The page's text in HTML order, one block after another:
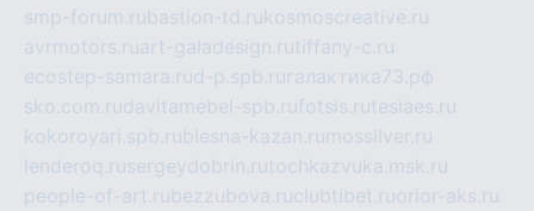
smp-forum.rubastion-td.rukosmoscreative.ru
avrmotors.ruart-galadesign.rutiffany-c.ru
ecostep-samara.rud-p.spb.ru галактика73.рф
sko.com.rudavitamebel-spb.rufotsis.rutesiaes.ru
kokoroyari.spb.rublesna-kazan.ru mossilver.ru
lenderoq.rusergeydobrin.rutochkazvuka.msk.ru
people-of-art.rubezzubova.ruclubtibet.ruorior-aks.ru